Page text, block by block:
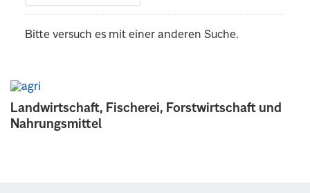
Landwirtschaft, Fischerei, Forstwirtschaft und
Nahrungsmittel
Bitte versuch es mit einer anderen Suche.